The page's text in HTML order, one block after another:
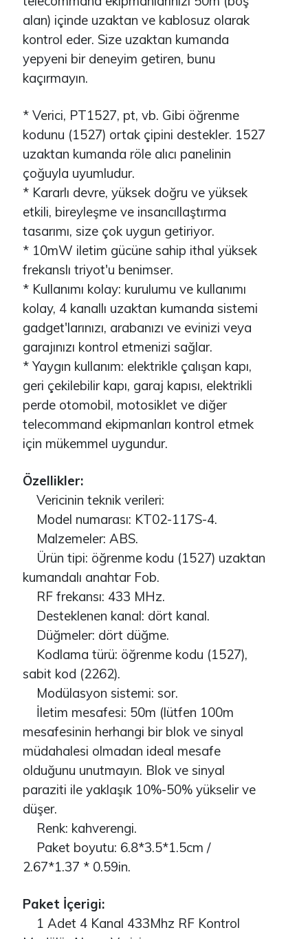
alan) içinde uzaktan ve kablosuz olarak
kontrol eder. Size uzaktan kumanda
yepyeni bir deneyim getiren, bunu
kaçırmayın.
* Verici, PT1527, pt, vb. Gibi öğrenme
kodunu (1527) ortak çipini destekler. 1527
uzaktan kumanda röle alıcı panelinin
çoğuyla uyumludur.
* Kararlı devre, yüksek doğru ve yüksek
etkili, bireyleşme ve insancıllaştırma
tasarımı, size çok uygun getiriyor.
* 10mW iletim gücüne sahip ithal yüksek
frekanslı triyot'u benimser.
* Kullanımı kolay: kurulumu ve kullanımı
kolay, 4 kanallı uzaktan kumanda sistemi
gadget'larınızı, arabanızı ve evinizi veya
garajınızı kontrol etmenizi sağlar.
* Yaygın kullanım: elektrikle çalışan kapı,
geri çekilebilir kapı, garaj kapısı, elektrikli
perde otomobil, motosiklet ve diğer
telecommand ekipmanları kontrol etmek
için mükemmel uygundur.
Özellikler:
Vericinin teknik verileri:
Model numarası: KT02-117S-4.
Malzemeler: ABS.
Ürün tipi: öğrenme kodu (1527) uzaktan
kumandalı anahtar Fob.
RF frekansı: 433 MHz.
Desteklenen kanal: dört kanal.
Düğmeler: dört düğme.
Kodlama türü: öğrenme kodu (1527),
sabit kod (2262).
Modülasyon sistemi: sor.
İletim mesafesi: 50m (lütfen 100m
mesafesinin herhangi bir blok ve sinyal
müdahalesi olmadan ideal mesafe
olduğunu unutmayın. Blok ve sinyal
paraziti ile yaklaşık 10%-50% yükselir ve
düşer.
Renk: kahverengi.
Paket boyutu: 6.8*3.5*1.5cm /
2.67*1.37 * 0.59in.
Paket İçerigi:
1 Adet 4 Kanal 433Mhz RF Kontrol